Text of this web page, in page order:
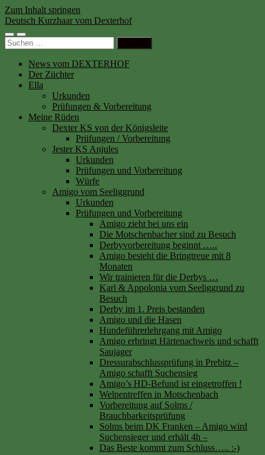
Zum Inhalt springen
Deutsch Kurzhaar vom Dexterhof
Mobile-
Menü
Suchfeld
ein-/ausblenden
Suchen
nach:
News vom DEXTERHOF
Der Züchter
Ella
Urkunden
Prüfungen & Vorbereitung
Meine Rüden
Dexter KS von der Königsleite
Prüfungen / Vorbereitung
Jester KS Anjules
Urkunden
Prüfungen und Vorbereitung
Würfe
Amigo vom Seeliggrund
Urkunden
Prüfungen und Vorbereitung
Amigo zieht bei uns ein
Die Motschenbacher sind zu Besuch
Derbyvorbereitung beginnt …..
Amigo besteht die Bringtreue mit 8
Monaten
Wir trainieren für die Derbys …
Karl & Appolonia vom Seeliggrund zu
Besuch
Derby im 1. Preis bestanden
Amigo und die Hasen
Hundeführerlehrgang mit Amigo
Amigo erbringt Härtenachweis und schafft
Saujager
Dressurabschlussprüfung in Prebitz –
Amigo schafft Suchensieg
Amigo’s HD-Befund ist eingetroffen !
Welpentreffen in Motschenbach
Vorbereitung auf Solms /
Brauchbarkeitsprüfung
Solms beim DK Franken – Amigo wird
Suchensieger und erhält 4h –
Das Beste kommt zum Schluss….. :-)